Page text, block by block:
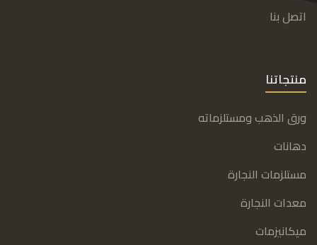
اتصل بنا
منتجاتنا
ورق الذهب ومستلزماته
دهانات
مستلزمات النجارة
معدات النجارة
ميكانيزمات